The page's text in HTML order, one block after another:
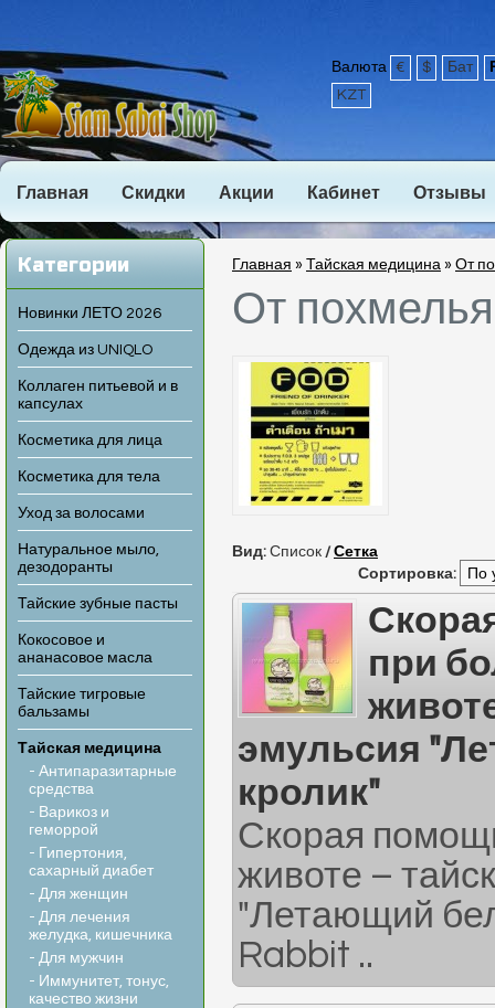
Валюта € $ Бат
KZT
Главная Скидки Акции Кабинет Отзывы
Категории
Новинки ЛЕТО 2026
Одежда из UNIQLO
Коллаген питьевой и в
капсулах
Косметика для лица
Косметика для тела
Уход за волосами
Натуральное мыло,
дезодоранты
Тайские зубные пасты
Кокосовое и
ананасовое масла
Тайские тигровые
бальзамы
Тайская медицина
- Антипаразитарные
средства
- Варикоз и
геморрой
- Гипертония,
сахарный диабет
- Для женщин
- Для лечения
желудка, кишечника
- Для мужчин
- Иммунитет, тонус,
качество жизни
Главная » Тайская медицина » От
От
Вид: Список / Сетка
Сортировка:
при
эмульсия
кролик"
Скорая
животе –
"Летающий
Rabbit ..